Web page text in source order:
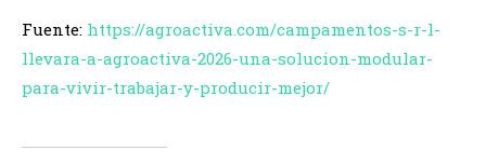
Fuente: https://agroactiva.com/campamentos-s-r-l-
llevara-a-agroactiva-2026-una-solucion-modular-
para-vivir-trabajar-y-producir-mejor/